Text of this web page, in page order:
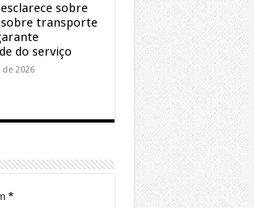
sobre
sobre transporte
do serviço
2026
*